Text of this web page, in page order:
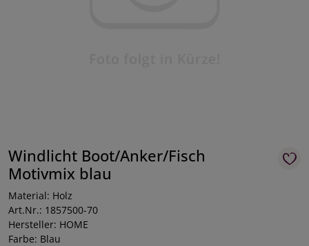
Windlicht Boot/Anker/Fisch
Motivmix blau
Material: Holz
Art.Nr.: 1857500-70
Hersteller: HOME
Farbe: Blau